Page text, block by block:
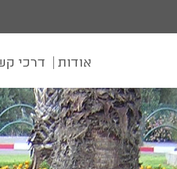
אודות דרכי